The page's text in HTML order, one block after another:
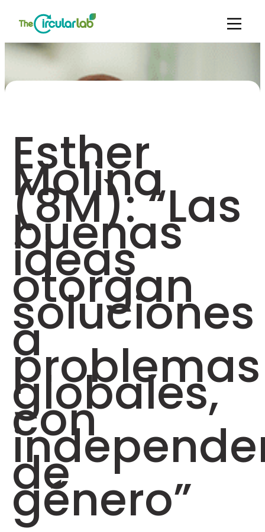
Esther
Molina
(8M): “Las
buenas
ideas
otorgan
soluciones
a
problemas
globales,
con
de
género”